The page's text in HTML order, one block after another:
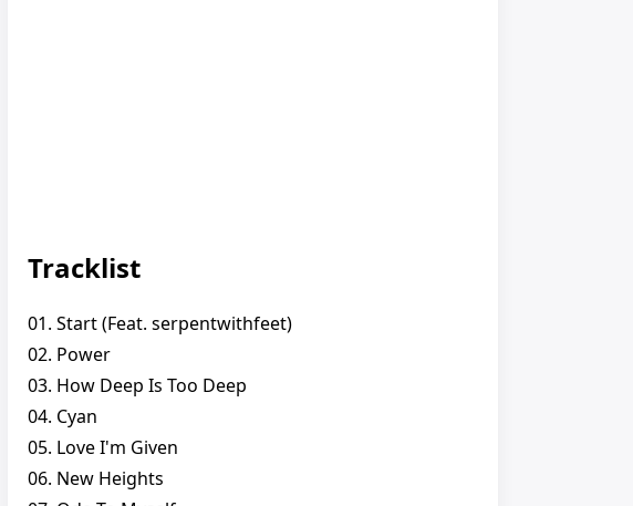
Tracklist
01. Start (Feat. serpentwithfeet)
02. Power
03. How Deep Is Too Deep
04. Cyan
05. Love I'm Given
06. New Heights